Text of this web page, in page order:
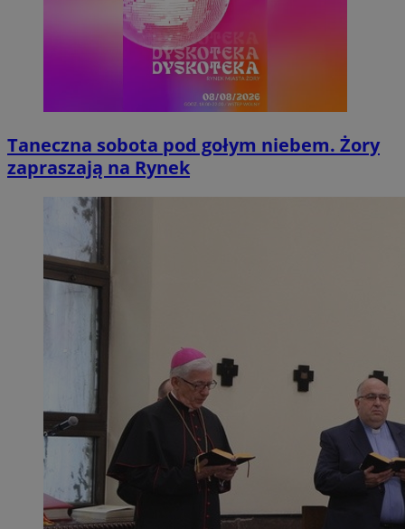
Taneczna sobota pod gołym niebem. Żory
zapraszają na Rynek